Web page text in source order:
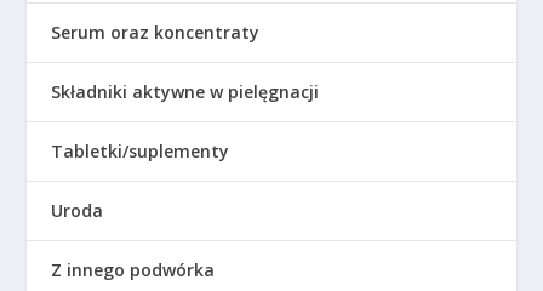
Serum oraz koncentraty
Składniki aktywne w pielęgnacji
Tabletki/suplementy
Uroda
Z innego podwórka